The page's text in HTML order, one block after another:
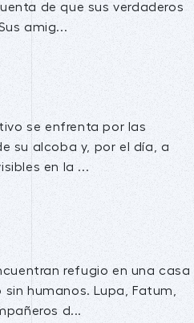
de que sus verdaderos
amig...
se enfrenta por las
su alcoba y, por el día, a
en la ...
refugio en una casa
humanos. Lupa, Fatum,
d...